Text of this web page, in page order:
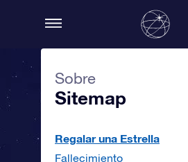
Sobre
Sitemap
Regalar una Estrella
Fallecimiento